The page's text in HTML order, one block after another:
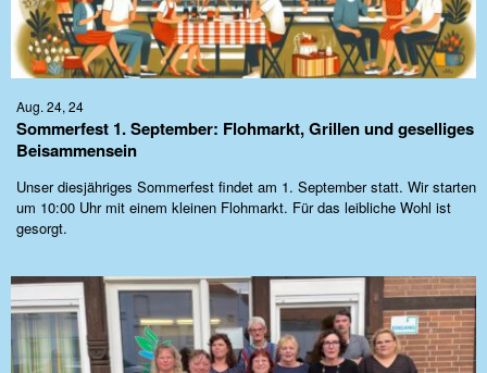
Aug. 24, 24
Sommerfest 1. September: Flohmarkt, Grillen und geselliges
Beisammensein
Unser diesjähriges Sommerfest findet am 1. September statt. Wir starten
um 10:00 Uhr mit einem kleinen Flohmarkt. Für das leibliche Wohl ist
gesorgt.